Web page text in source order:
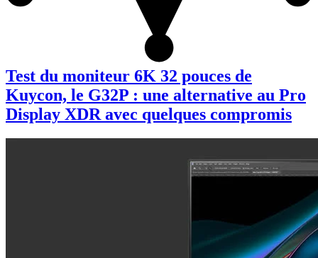
Test du moniteur 6K 32 pouces de
Kuycon, le G32P : une alternative au Pro
Display XDR avec quelques compromis